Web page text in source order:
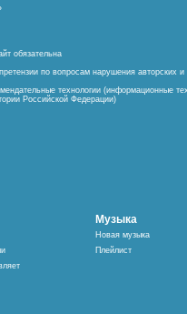
обязательна
по вопросам нарушения авторских
технологии (информационные
Российской Федерации)
Музыка
Новая музыка
Плейлист